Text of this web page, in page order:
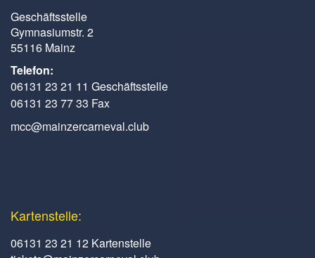
Geschäftsstelle
Gymnasiumstr. 2
55116 Mainz
Telefon:
06131 23 21 11 Geschäftsstelle
06131 23 77 33 Fax
mcc@mainzercarneval.club
Kartenstelle:
06131 23 21 12 Kartenstelle